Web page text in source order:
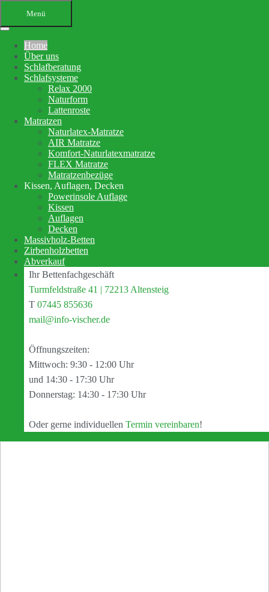
Menü
Home
Über uns
Schlafberatung
Schlafsysteme
Relax 2000
Naturform
Lattenroste
Matratzen
Naturlatex-Matratze
AIR Matratze
Komfort-Naturlatexmatratze
FLEX Matratze
Matratzenbezüge
Kissen, Auflagen, Decken
Powerinsole Auflage
Kissen
Auflagen
Decken
Massivholz-Betten
Zirbenholzbetten
Abverkauf
Ihr Bettenfachgeschäft
Turmfeldstraße 41 | 72213 Altensteig
T 07445 855636
mail@info-vischer.de
Öffnungszeiten:
Mittwoch: 9:30 - 12:00 Uhr
und 14:30 - 17:30 Uhr
Donnerstag: 14:30 - 17:30 Uhr
Oder gerne individuellen Termin vereinbaren!
Ihr Bettenfachgeschäft in
Altensteig
Matratzenberatung
und Betten
Ihre Schlafberatung
Schlafsystem Relax 2000
Matratzen aus reinem Naturlatex